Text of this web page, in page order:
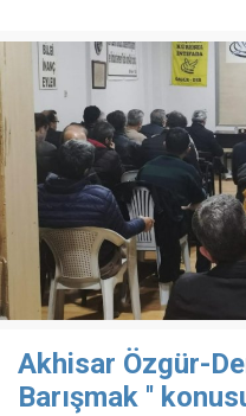
Akhisar Özgür-
Barışmak ''